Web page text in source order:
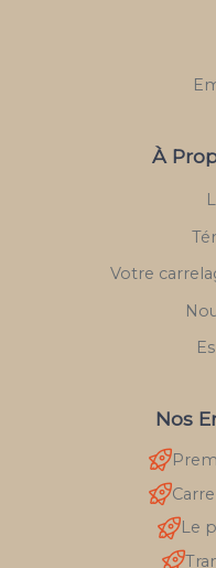
À
Votre
Nos
Le